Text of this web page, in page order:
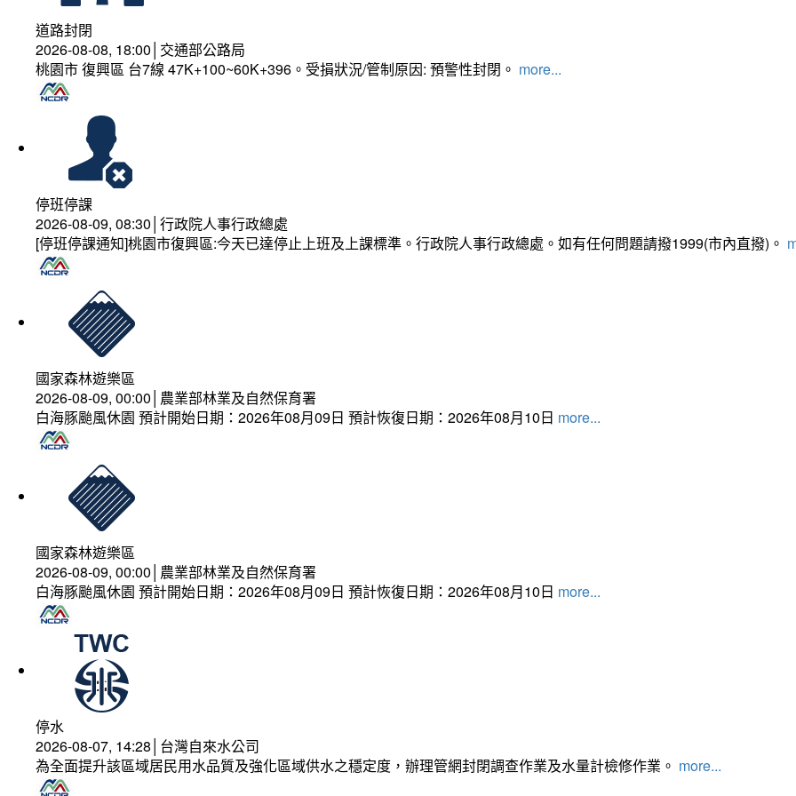
道路封閉
2026-08-08, 18:00│交通部公路局
桃園市 復興區 台7線 47K+100~60K+396。受損狀況/管制原因: 預警性封閉。 more...
停班停課
2026-08-09, 08:30│行政院人事行政總處
[停班停課通知]桃園市復興區:今天已達停止上班及上課標準。行政院人事行政總處。如有任何問題請撥1999(市內直撥)。
國家森林遊樂區
2026-08-09, 00:00│農業部林業及自然保育署
白海豚颱風休園 預計開始日期：2026年08月09日 預計恢復日期：2026年08月10日 more...
國家森林遊樂區
2026-08-09, 00:00│農業部林業及自然保育署
白海豚颱風休園 預計開始日期：2026年08月09日 預計恢復日期：2026年08月10日 more...
停水
2026-08-07, 14:28│台灣自來水公司
為全面提升該區域居民用水品質及強化區域供水之穩定度，辦理管網封閉調查作業及水量計檢修作業。 more...